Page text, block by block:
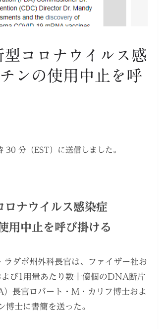
コロナウイルス感
ンの使用中止を呼
分（EST）に送信しました。
ロナウイルス感染症
用中止を呼び掛ける
ダポ州外科長官は、ファイザー社お
び1用量あたり数十億個のDNA断片
長官ロバート・M・カリフ博士およ
士に書簡を送った。